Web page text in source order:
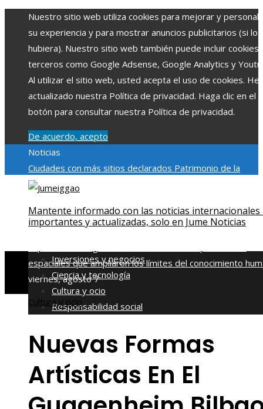
Nuestro sitio web utiliza cookies para mejorar y
su experiencia y para mostrar anuncios publicitarios (si los
hubiera). Nuestro sitio web también puede incluir cookies
terceros como Google Adsense, Google Analytics y
Al utilizar el sitio web, usted acepta el uso de cookies.
actualizado nuestra Política de privacidad. Haga clic en el
botón para consultar nuestra Política de privacidad.
De acuerdo, acepto
Noticias
Ciudades con más sitios declarados Patrimonio de la
Humanidad y su importancia
la inversión productiva y reducir la fragmentación
en Bosnia y Herzegovina
La gran depresión de 1929 y su
espaciales que ampliaron los límites del conocimiento
viernes, agosto 7
Mantente informado con las noticias internacionales
importantes y actualizadas, solo en Jume Noticias
Inversiones y negocios
Ciencia y tecnología
Cultura y ocio
Responsabilidad social
Cultura y ocio
Nuevas Formas
Artísticas En El